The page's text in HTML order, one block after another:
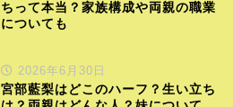
ちって本当？家族構成や両親の職業
についても
2026年6月30日
宮部藍梨はどこのハーフ？生い立ち